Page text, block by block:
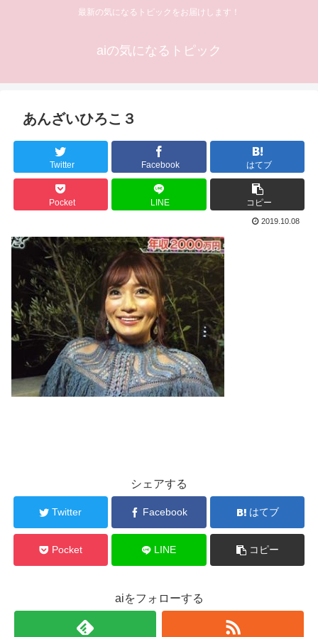
最新の気になるトピックをお届けします！
aiの気になるトピック
あんざいひろこ３
Twitter Facebook はてブ
Pocket LINE コピー
2019.10.08
シェアする
Twitter Facebook はてブ
Pocket LINE コピー
aiをフォローする